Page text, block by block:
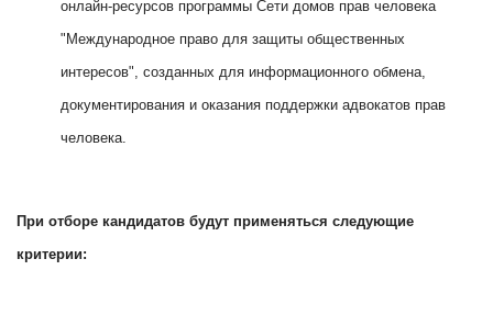
онлайн-ресурсов программы Сети домов прав человека
"Международное право для защиты общественных
интересов", созданных для информационного обмена,
документирования и оказания поддержки адвокатов прав
человека.
При отборе кандидатов будут применяться следующие
критерии: